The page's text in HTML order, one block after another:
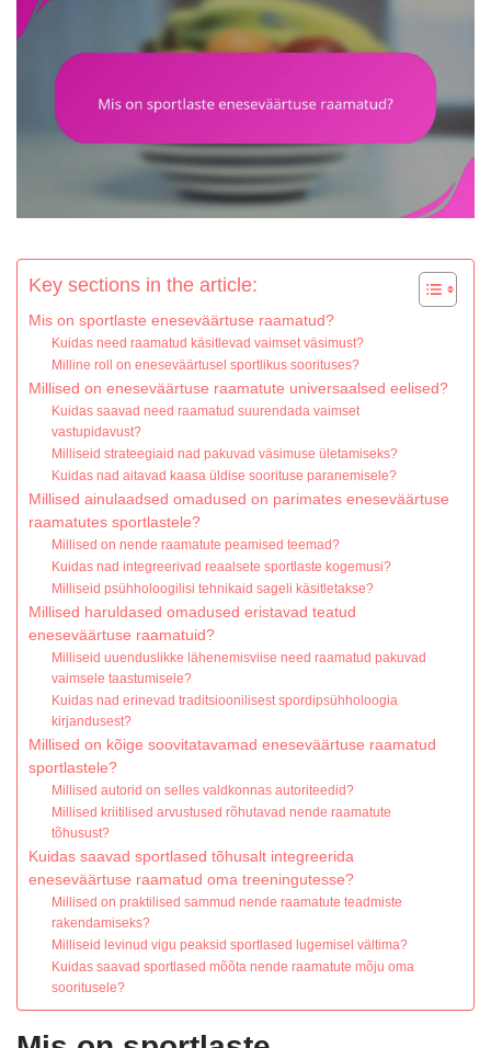
Key sections in the article:
Mis on sportlaste eneseväärtuse raamatud?
Kuidas need raamatud käsitlevad vaimset väsimust?
Milline roll on eneseväärtusel sportlikus soorituses?
Millised on eneseväärtuse raamatute universaalsed eelised?
Kuidas saavad need raamatud suurendada vaimset
vastupidavust?
Milliseid strateegiaid nad pakuvad väsimuse ületamiseks?
Kuidas nad aitavad kaasa üldise soorituse paranemisele?
Millised ainulaadsed omadused on parimates eneseväärtuse
raamatutes sportlastele?
Millised on nende raamatute peamised teemad?
Kuidas nad integreerivad reaalsete sportlaste kogemusi?
Milliseid psühholoogilisi tehnikaid sageli käsitletakse?
Millised haruldased omadused eristavad teatud
eneseväärtuse raamatuid?
Milliseid uuenduslikke lähenemisviise need raamatud pakuvad
vaimsele taastumisele?
Kuidas nad erinevad traditsioonilisest spordipsühholoogia
kirjandusest?
Millised on kõige soovitatavamad eneseväärtuse raamatud
sportlastele?
Millised autorid on selles valdkonnas autoriteedid?
Millised kriitilised arvustused rõhutavad nende raamatute
tõhusust?
Kuidas saavad sportlased tõhusalt integreerida
eneseväärtuse raamatud oma treeningutesse?
Millised on praktilised sammud nende raamatute teadmiste
rakendamiseks?
Milliseid levinud vigu peaksid sportlased lugemisel vältima?
Kuidas saavad sportlased mõõta nende raamatute mõju oma
sooritusele?